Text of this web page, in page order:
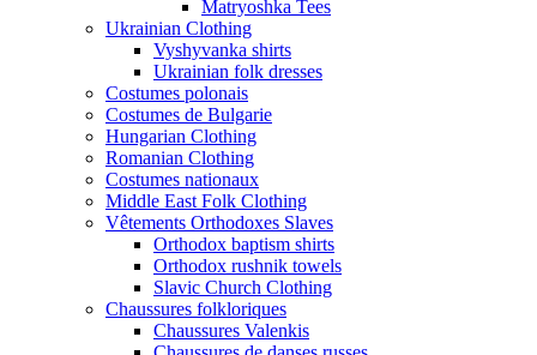
Matryoshka Tees
Ukrainian Clothing
Vyshyvanka shirts
Ukrainian folk dresses
Costumes polonais
Costumes de Bulgarie
Hungarian Clothing
Romanian Clothing
Costumes nationaux
Middle East Folk Clothing
Vêtements Orthodoxes Slaves
Orthodox baptism shirts
Orthodox rushnik towels
Slavic Church Clothing
Chaussures folkloriques
Chaussures Valenkis